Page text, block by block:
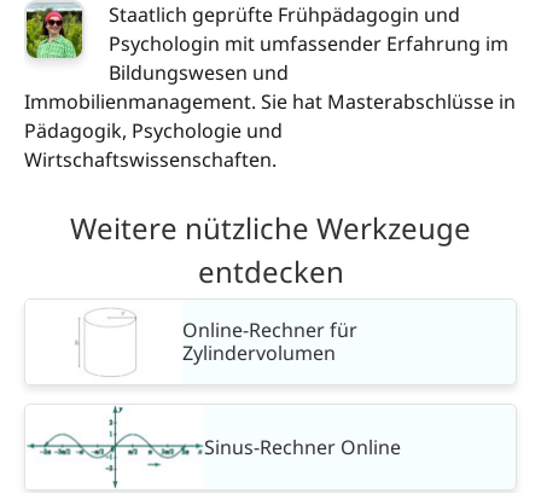
Staatlich geprüfte Frühpädagogin und
Psychologin mit umfassender Erfahrung im
Bildungswesen und
Immobilienmanagement. Sie hat Masterabschlüsse in
Pädagogik, Psychologie und
Wirtschaftswissenschaften.
Weitere nützliche Werkzeuge
entdecken
Online-Rechner für
Zylindervolumen
Sinus-Rechner Online